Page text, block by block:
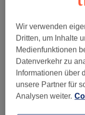
Radiofrequenz
1 Std. 20 Min.
Schnellansicht
Montag
Dienstag
Mittwoch
Wir verwenden
Dritten, um Inhalte
Medienfunktionen
Datenverkehr zu
Informationen über
unsere Partner für
Analysen weiter.